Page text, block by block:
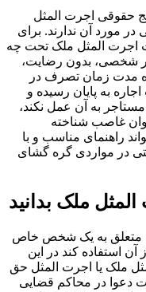
حقوقی اجرت المثل
مورد آن ندارند. برای
اجرت المثل ملک تحت چه
شخصی، بدون رضایت،
مدت زمان تصرف در
به پایان رسیده و
به آن عمل نکند،
غاصب شناخته
راهنمای مناسب و با
در مواردی گره گشای
ملک بدانید
متعلق به یک شخص خاص
استفاده کند در این
ملک یا اجرت المثل حق
دعوا در محاکم قضایی